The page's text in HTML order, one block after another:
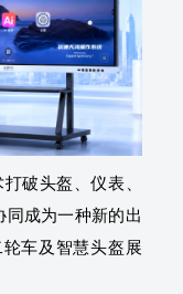
破头盔、仪表、
成为一种新的出
车及智慧头盔展